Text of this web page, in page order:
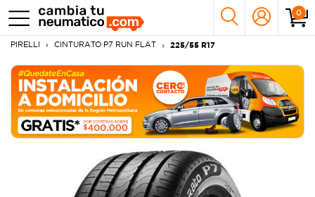
0
PIRELLI CINTURATO P7 RUN FLAT 225/55 R17